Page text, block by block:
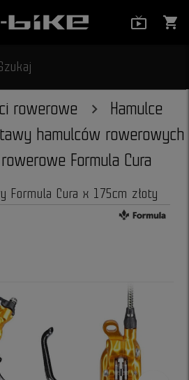
shopping_cart
rowerowe
Hamulce
hamulców rowerowych
Formula Cura
Formula Cura x 175cm złoty